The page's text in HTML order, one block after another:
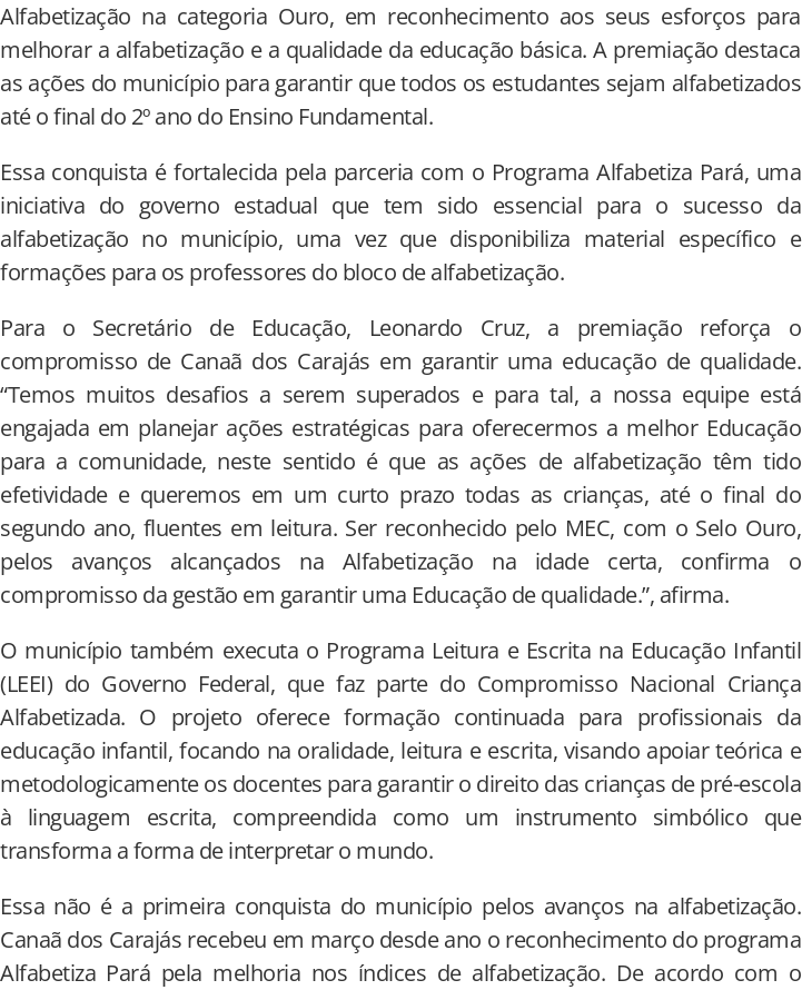
Alfabetização na categoria Ouro, em reconhecimento aos seus esforços para
melhorar a alfabetização e a qualidade da educação básica. A premiação destaca
as ações do município para garantir que todos os estudantes sejam alfabetizados
até o final do 2º ano do Ensino Fundamental.
Essa conquista é fortalecida pela parceria com o Programa Alfabetiza Pará, uma
iniciativa do governo estadual que tem sido essencial para o sucesso da
alfabetização no município, uma vez que disponibiliza material específico e
formações para os professores do bloco de alfabetização.
Para o Secretário de Educação, Leonardo Cruz, a premiação reforça o
compromisso de Canaã dos Carajás em garantir uma educação de qualidade.
“Temos muitos desafios a serem superados e para tal, a nossa equipe está
engajada em planejar ações estratégicas para oferecermos a melhor Educação
para a comunidade, neste sentido é que as ações de alfabetização têm tido
efetividade e queremos em um curto prazo todas as crianças, até o final do
segundo ano, fluentes em leitura. Ser reconhecido pelo MEC, com o Selo Ouro,
pelos avanços alcançados na Alfabetização na idade certa, confirma o
compromisso da gestão em garantir uma Educação de qualidade.”, afirma.
O município também executa o Programa Leitura e Escrita na Educação Infantil
(LEEI) do Governo Federal, que faz parte do Compromisso Nacional Criança
Alfabetizada. O projeto oferece formação continuada para profissionais da
educação infantil, focando na oralidade, leitura e escrita, visando apoiar teórica e
metodologicamente os docentes para garantir o direito das crianças de pré-escola
à linguagem escrita, compreendida como um instrumento simbólico que
transforma a forma de interpretar o mundo.
Essa não é a primeira conquista do município pelos avanços na alfabetização.
Canaã dos Carajás recebeu em março desde ano o reconhecimento do programa
Alfabetiza Pará pela melhoria nos índices de alfabetização. De acordo com o